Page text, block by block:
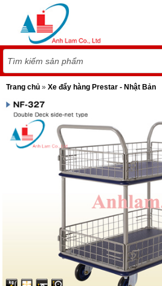
Trang chủ » Xe đẩy hàng Prestar - Nhật Bản